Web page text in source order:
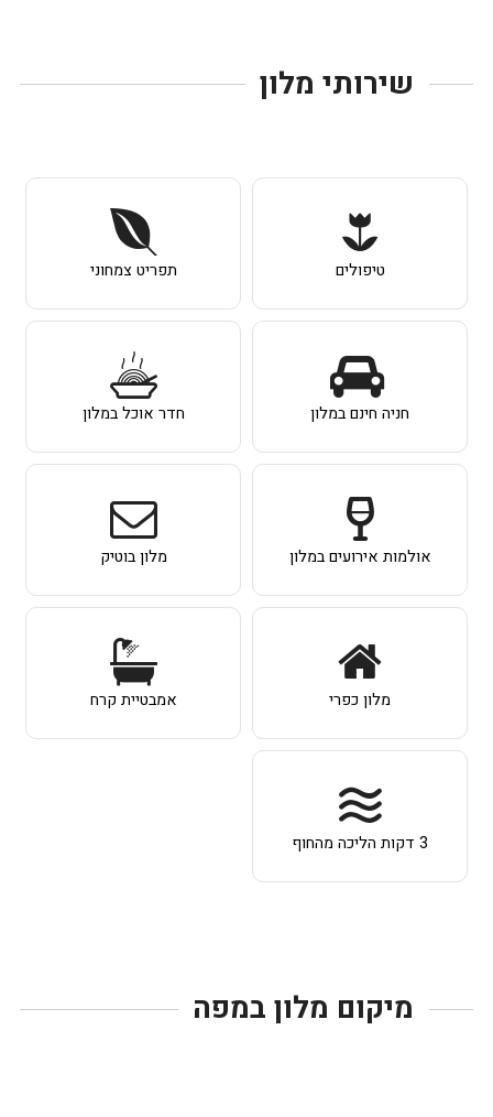
שירותי מלון
טיפולים תפריט צמחוני
חניה חינם במלון חדר אוכל במלון
אולמות אירועים במלון מלון בוטיק
מלון כפרי אמבטיית קרח
3 דקות הליכה מהחוף
מיקום מלון במפה